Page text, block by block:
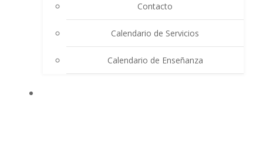
Contacto
Calendario de Servicios
Calendario de Enseñanza